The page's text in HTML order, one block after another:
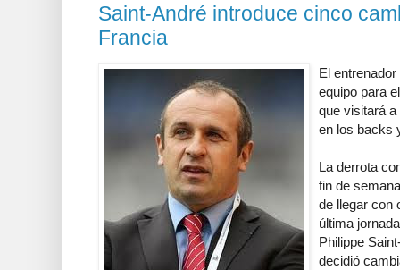
Saint-André introduce cinco
Francia
El
equipo para
que visitará
en los backs
La derrota
fin de
de llegar con
última
Philippe
decidió